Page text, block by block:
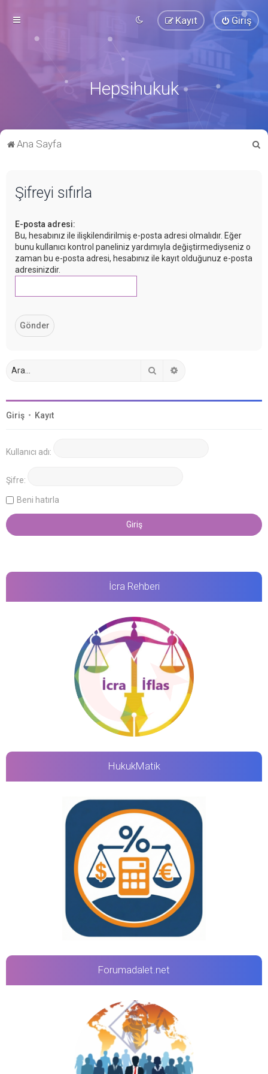
Giriş
Kayıt
Hepsihukuk
Ana Sayfa
Şifreyi sıfırla
E-posta adresi:
Bu, hesabınız ile ilişkilendirilmiş e-posta adresi olmalıdır. Eğer
bunu kullanıcı kontrol paneliniz yardımıyla değiştirmediyseniz o
zaman bu e-posta adresi, hesabınız ile kayıt olduğunuz e-posta
adresinizdir.
Giriş • Kayıt
Kullanıcı adı:
Şifre:
Beni hatırla
İcra Rehberi
HukukMatik
Forumadalet.net